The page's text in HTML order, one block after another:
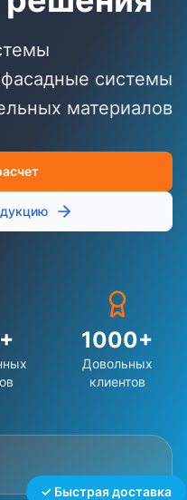
системы
материалов
1000+
Довольных
клиентов
✓ Быстрая доставка